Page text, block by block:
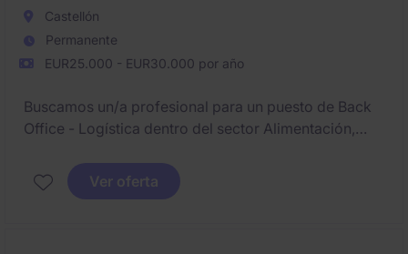
el posicionamiento de la compañía como socio de
referencia del sector.
Castellón
Permanente
EUR25.000 - EUR30.000 por año
Buscamos un/a profesional para un puesto de Back
Office - Logística dentro del sector Alimentación,
gestionar las operaciones logísticas y proporcionar
soporte al departamento de Atención al Cliente.
Ver oferta